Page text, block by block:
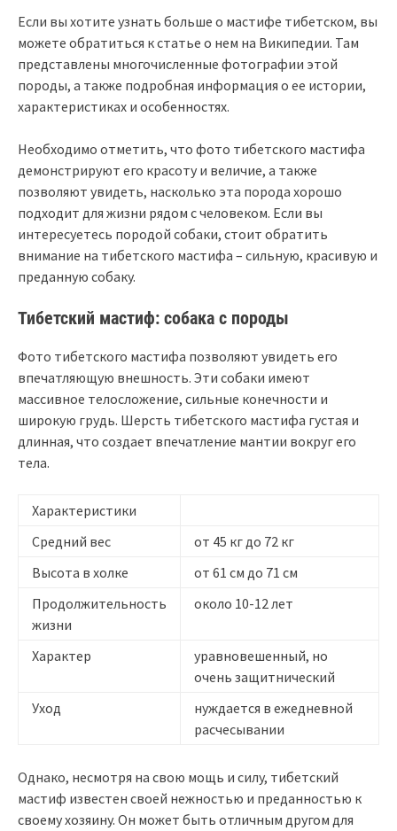
Если вы хотите узнать больше о мастифе тибетском, вы
можете обратиться к статье о нем на Википедии. Там
представлены многочисленные фотографии этой
породы, а также подробная информация о ее истории,
характеристиках и особенностях.
Необходимо отметить, что фото тибетского мастифа
демонстрируют его красоту и величие, а также
позволяют увидеть, насколько эта порода хорошо
подходит для жизни рядом с человеком. Если вы
интересуетесь породой собаки, стоит обратить
внимание на тибетского мастифа – сильную, красивую и
преданную собаку.
Тибетский мастиф: собака с породы
Фото тибетского мастифа позволяют увидеть его
впечатляющую внешность. Эти собаки имеют
массивное телосложение, сильные конечности и
широкую грудь. Шерсть тибетского мастифа густая и
длинная, что создает впечатление мантии вокруг его
тела.
Характеристики
Средний вес
от 45 кг до 72 кг
Высота в холке
от 61 см до 71 см
Продолжительность
жизни
около 10-12 лет
Характер
уравновешенный, но
очень защитнический
Уход
нуждается в ежедневной
расчесывании
Однако, несмотря на свою мощь и силу, тибетский
мастиф известен своей нежностью и преданностью к
своему хозяину. Он может быть отличным другом для